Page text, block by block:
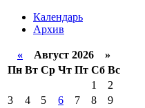
Календарь
Архив
« Август 2026 »
Пн Вт Ср Чт Пт Сб Вс
1
2
3
4 5 6 7 8
9